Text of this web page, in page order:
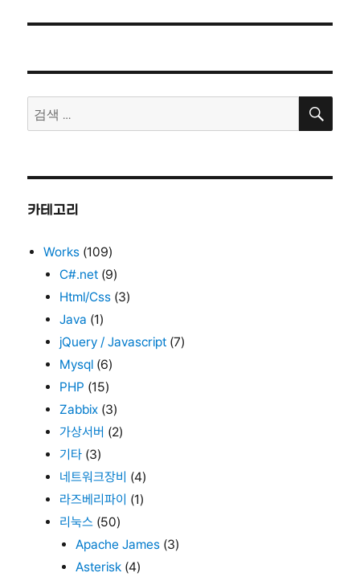
검
색:
검
카테고리
Works (109)
C#.net (9)
Html/Css (3)
Java (1)
jQuery / Javascript (7)
Mysql (6)
PHP (15)
Zabbix (3)
가상서버 (2)
기타 (3)
네트워크장비 (4)
라즈베리파이 (1)
리눅스 (50)
Apache James (3)
Asterisk (4)